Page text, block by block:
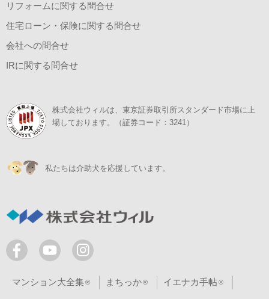
リフォームに関する問合せ
住宅ローン・保険に関する問合せ
会社への問合せ
IRに関する問合せ
株式会社ウィルは、東京証券取引所スタンダード市場に上
場しております。（証券コード：3241）
私たちは介助犬を応援しています。
マンション大全集 まちっか イエナカ手帖